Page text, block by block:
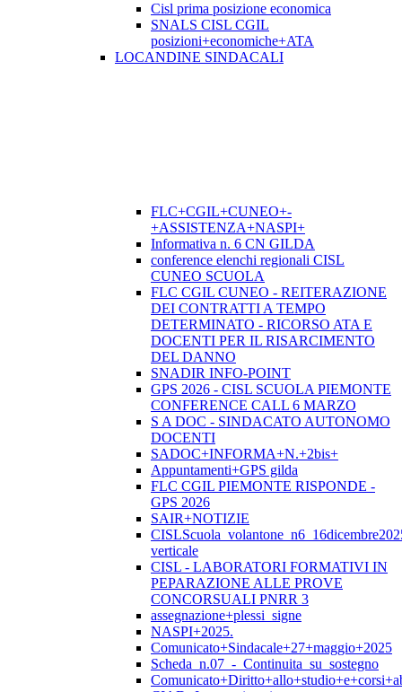
Cisl prima posizione economica
SNALS CISL CGIL
posizioni+economiche+ATA
LOCANDINE SINDACALI
FLC+CGIL+CUNEO+-
+ASSISTENZA+NASPI+
Informativa n. 6 CN GILDA
conference elenchi regionali CISL
CUNEO SCUOLA
FLC CGIL CUNEO - REITERAZIONE
DEI CONTRATTI A TEMPO
DETERMINATO - RICORSO ATA E
DOCENTI PER IL RISARCIMENTO
DEL DANNO
SNADIR INFO-POINT
GPS 2026 - CISL SCUOLA PIEMONTE
CONFERENCE CALL 6 MARZO
S A DOC - SINDACATO AUTONOMO
DOCENTI
SADOC+INFORMA+N.+2bis+
Appuntamenti+GPS gilda
FLC CGIL PIEMONTE RISPONDE -
GPS 2026
SAIR+NOTIZIE
verticale
CISL - LABORATORI FORMATIVI IN
PEPARAZIONE ALLE PROVE
CONCORSUALI PNRR 3
assegnazione+plessi_signe
NASPI+2025.
Comunicato+Sindacale+27+maggio+2025
Scheda_n.07_-_Continuita_su_sostegno